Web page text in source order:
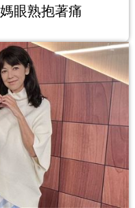
眼熟抱著痛